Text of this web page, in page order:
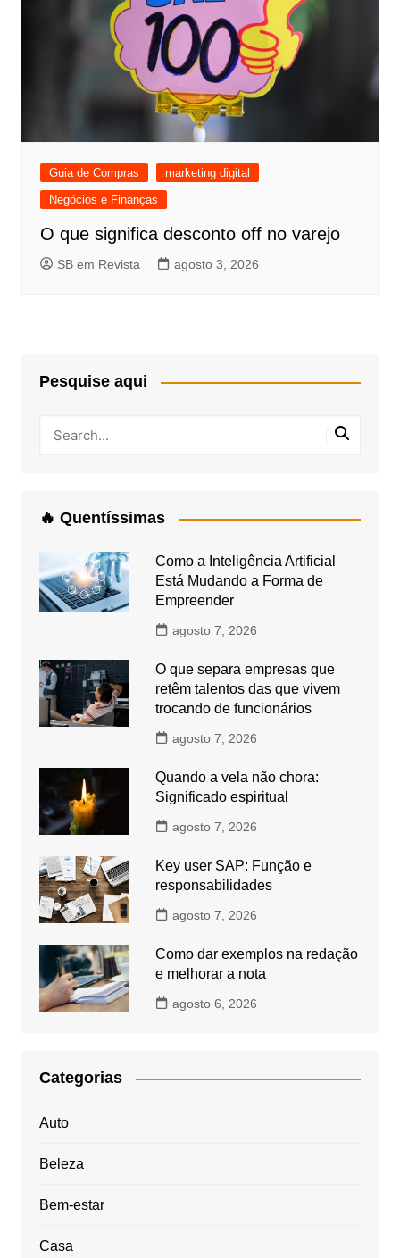
Guia de Compras
marketing digital
Negócios e Finanças
O que significa desconto off no varejo
SB em Revista agosto 3, 2026
Pesquise aqui
🔥 Quentíssimas
Como a Inteligência Artificial
Está Mudando a Forma de
Empreender
agosto 7, 2026
O que separa empresas que
retêm talentos das que vivem
trocando de funcionários
agosto 7, 2026
Quando a vela não chora:
Significado espiritual
agosto 7, 2026
Key user SAP: Função e
responsabilidades
agosto 7, 2026
Como dar exemplos na redação
e melhorar a nota
agosto 6, 2026
Categorias
Auto
Beleza
Bem-estar
Casa